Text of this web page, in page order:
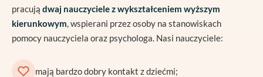
pracują dwaj nauczyciele z wykształceniem wyższym
kierunkowym, wspierani przez osoby na stanowiskach
pomocy nauczyciela oraz psychologa. Nasi nauczyciele:
mają bardzo dobry kontakt z dziećmi;